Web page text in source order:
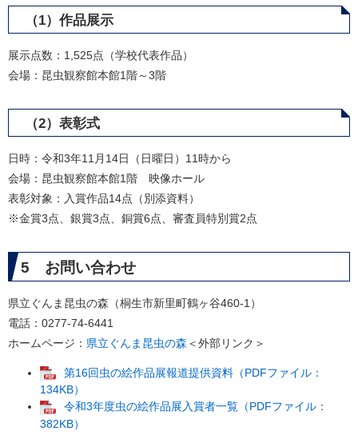
（1）作品展示
展示点数：1,525点（学校代表作品）
会場：昆虫観察館本館1階～3階
（2）表彰式
日時：令和3年11月14日（日曜日）11時から
会場：昆虫観察館本館1階 映像ホール
表彰対象：入賞作品14点（別添資料）
※金賞3点、銀賞3点、銅賞6点、審査員特別賞2点
5 お問い合わせ
県立ぐんま昆虫の森（桐生市新里町鶴ヶ谷460-1）
電話：0277-74-6441
ホームページ： 県立ぐんま昆虫の森 ＜外部リンク＞
第16回虫の絵作品展報道提供資料（PDFファイル：
134KB）
令和3年度虫の絵作品展入賞者一覧（PDFファイル：
382KB）